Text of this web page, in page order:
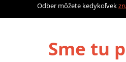
Odber môžete kedykoľvek
Sme tu